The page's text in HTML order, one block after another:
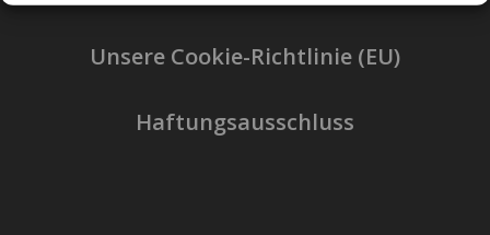
Unsere Cookie-Richtlinie (EU)
Haftungsausschluss